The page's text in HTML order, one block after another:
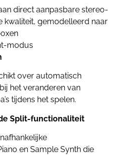
direct aanpasbare stereo-
kwaliteit, gemodelleerd naar
modus
over automatisch
het veranderen van
tijdens het spelen.
Split-functionaliteit
en Sample Synth die